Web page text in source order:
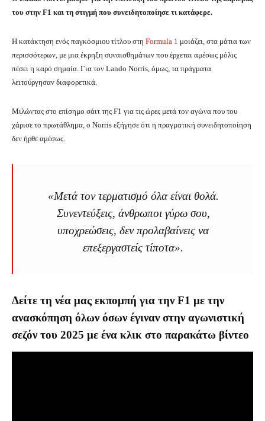
του στην F1 και τη στιγμή που συνειδητοποίησε τι κατάφερε.
Η κατάκτηση ενός παγκόσμιου τίτλου στη Formula 1 μοιάζει, στα μάτια των
περισσότερων, με μια έκρηξη συναισθημάτων που έρχεται αμέσως μόλις
πέσει η καρό σημαία. Για τον Lando Norris, όμως, τα πράγματα
λειτούργησαν διαφορετικά.
Μιλώντας στο επίσημο σάιτ της F1 για τις ώρες μετά τον αγώνα που του
χάρισε το πρωτάθλημα, ο Norris εξήγησε ότι η πραγματική συνειδητοποίηση
δεν ήρθε αμέσως.
«Μετά τον τερματισμό όλα είναι θολά.
Συνεντεύξεις, άνθρωποι γύρω σου,
υποχρεώσεις, δεν προλαβαίνεις να
επεξεργαστείς τίποτα».
Δείτε τη νέα μας εκπομπή για την F1 με την
ανασκόπηση όλων όσων έγιναν στην αγωνιστική
σεζόν του 2025 με ένα κλικ στο παρακάτω βίντεο